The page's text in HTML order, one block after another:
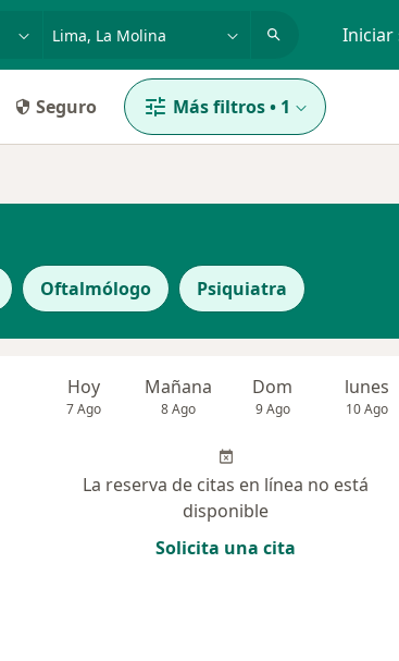
Iniciar
Seguro Más filtros• 1
Oftalmólogo Psiquiatra
Hoy
7 Ago
Mañana
8 Ago
Dom
9 Ago
lunes
10 Ago
La reserva de citas en línea no está
disponible
Solicita una cita